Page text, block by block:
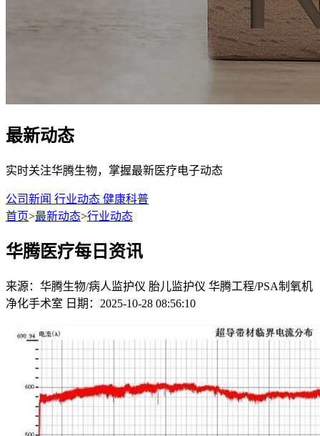
最新动态
实时关注华腾生物，掌握最新医疗电子动态
公司新闻 行业动态 健康科普
首页>最新动态>行业动态
华腾医疗每日资讯
来源：华腾生物/病人监护仪 胎儿监护仪 华腾工程/PSA制氧机
净化手术室 日期：2025-10-28 08:56:10